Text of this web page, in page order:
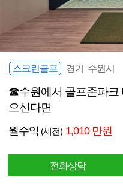
스크린골프 경기 수원시
☎수원에서 골프존파크
으신다면
월수익 (세전) 1,010 만원
전화상담